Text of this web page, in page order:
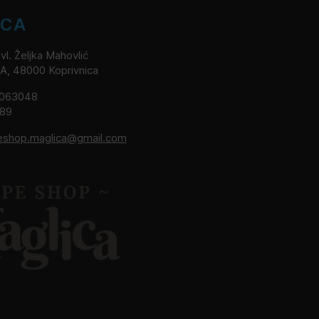
Željka Mahovlić
48000 Koprivnica